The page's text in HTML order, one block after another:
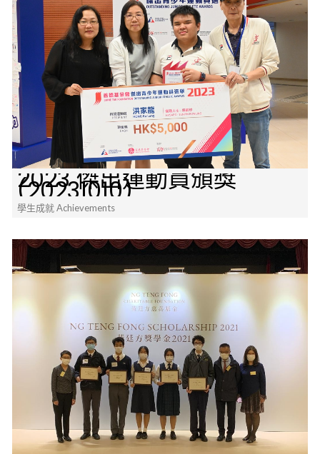
2023 傑出運動員頒獎
(20231010)
學生成就 Achievements